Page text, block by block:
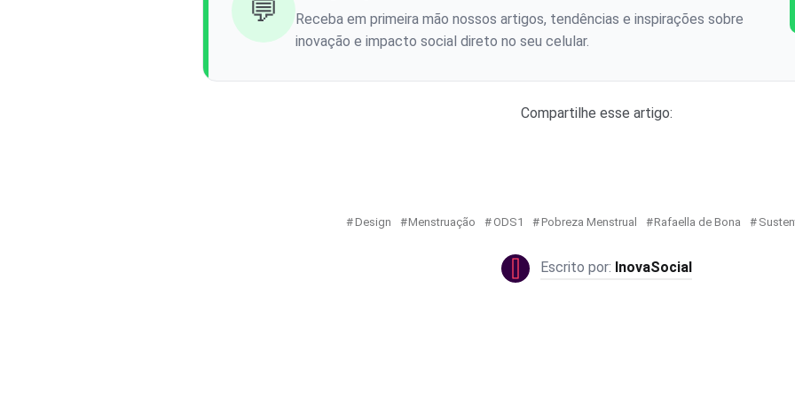
💬
Receba em primeira mão nossos artigos, tendências e inspirações sobre
inovação e impacto social direto no seu celular.
Compartilhe esse artigo:
Design Menstruação ODS1 Pobreza Menstrual Rafaella de Bona
InovaSocial